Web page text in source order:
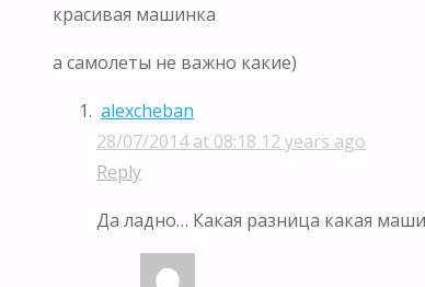
красивая машинка
а самолеты не важно какие)
alexcheban
28/07/2014 at 08:18 12 years ago
Reply
Да ладно… Какая разница какая